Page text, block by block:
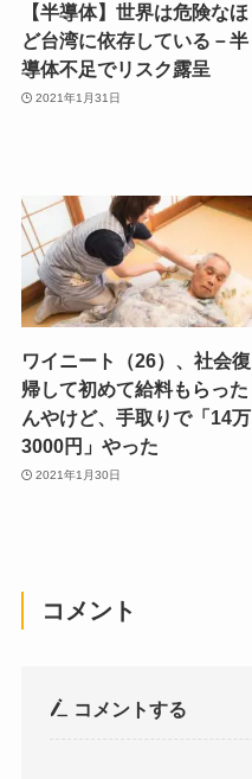
【半導体】世界は危険なほ
ど台湾に依存している－半
導体不足でリスク露呈
2021年1月31日
ワイニート（26）、社会復
帰して初めて給料もらった
んやけど、手取りで「14万
3000円」やった
2021年1月30日
コメント
コメントする